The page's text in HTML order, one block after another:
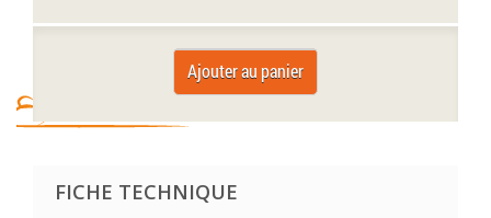
Ajouter au panier
FICHE TECHNIQUE